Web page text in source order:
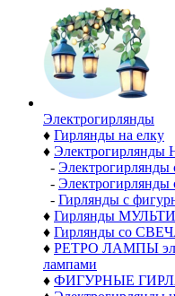
Электро­гирлянды
♦ Гирлянды на елку
♦ Электрогирлянды
- Электрогирлянды
- Электрогирлянды
- Гирлянды с
♦ Гирлянды
♦ Гирлянды со
♦ РЕТРО ЛАМПЫ
лампами
♦ ФИГУРНЫЕ